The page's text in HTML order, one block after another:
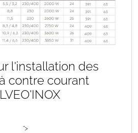
l'installation des
contre courant
">